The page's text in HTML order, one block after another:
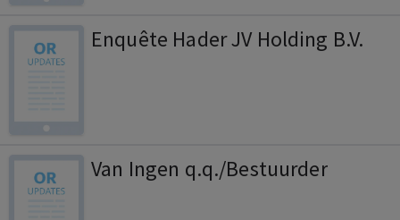
organen vennootschap.
Enquête Hader JV Holding B.V.
Van Ingen q.q./Bestuurder